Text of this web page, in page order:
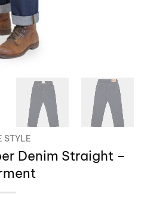
STYLE
Denim Straight –